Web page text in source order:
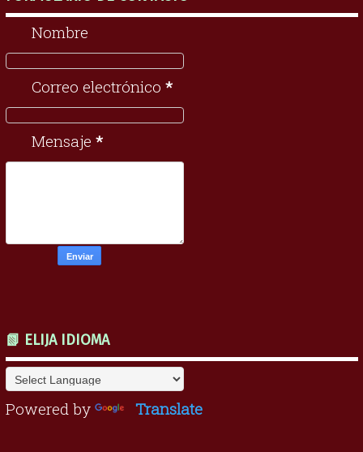
Nombre
Correo electrónico *
Mensaje *
📗 ELIJA IDIOMA
Powered by Translate